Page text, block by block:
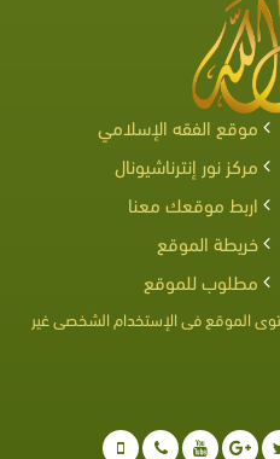
موقع الفقه الإسلامي
مركز نور إنترناشيونال
اربط موقعك معنا
خريطة الموقع
مطلوب للموقع
الموقع فى الإستخدام الشخصى غير